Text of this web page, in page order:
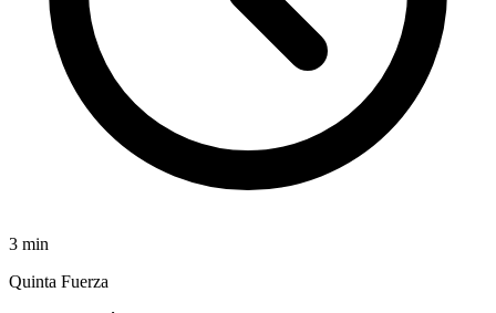
3 min
Quinta Fuerza